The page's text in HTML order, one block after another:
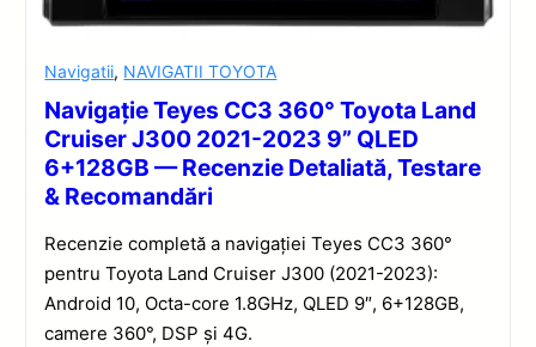
Navigatii, NAVIGATII TOYOTA
Navigație Teyes CC3 360° Toyota Land
Cruiser J300 2021-2023 9” QLED
6+128GB — Recenzie Detaliată, Testare
& Recomandări
Recenzie completă a navigației Teyes CC3 360°
pentru Toyota Land Cruiser J300 (2021-2023):
Android 10, Octa-core 1.8GHz, QLED 9″, 6+128GB,
camere 360°, DSP și 4G.